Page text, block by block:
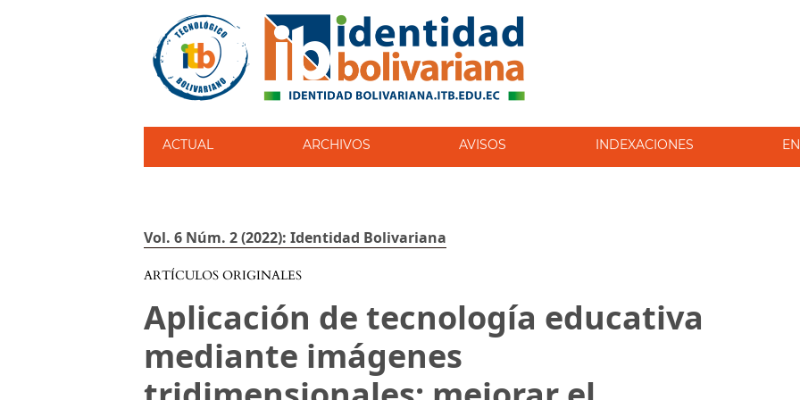
ACTUAL ARCHIVOS AVISOS INDEXACIONES
Vol. 6 Núm. 2 (2022): Identidad Bolivariana
ARTÍCULOS ORIGINALES
Aplicación de tecnología educativa
mediante imágenes